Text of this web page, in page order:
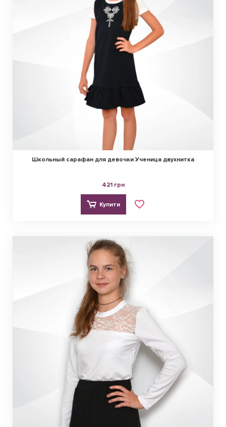
Школьный сарафан для девочки Ученица двухнитка
421 грн
Купити